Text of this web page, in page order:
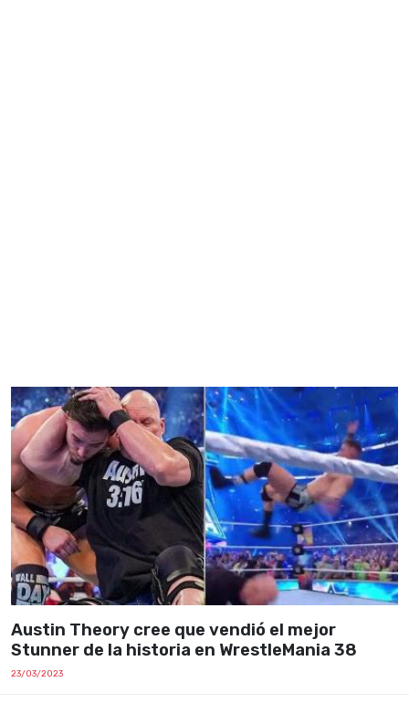
Austin Theory cree que vendió el mejor
Stunner de la historia en WrestleMania 38
23/03/2023